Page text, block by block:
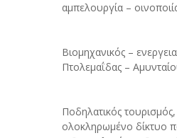
αμπελουργία –
Βιομηχανικός –
Πτολεμαΐδας –
Ποδηλατικός
ολοκληρωμένο δίκτυο